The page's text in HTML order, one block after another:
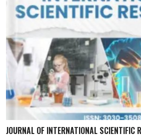
JOURNAL OF INTERNATIONAL SCIENTIFIC